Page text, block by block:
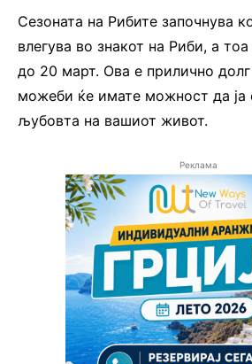
Сезоната на Рибите започнува
влегува во знакот на Риби, а
до 20 март. Ова е прилично
можеби ќе имате можност да ја
љубовта на вашиот живот.
Реклама